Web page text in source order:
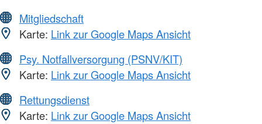
Mitgliedschaft
Karte: Link zur Google Maps Ansicht
Psy. Notfallversorgung (PSNV/KIT)
Karte: Link zur Google Maps Ansicht
Rettungsdienst
Karte: Link zur Google Maps Ansicht